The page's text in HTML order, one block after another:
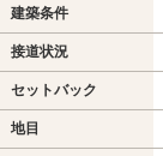
建築条件
接道状況
セットバック
地目